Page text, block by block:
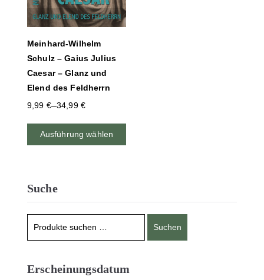
Meinhard-Wilhelm
Schulz – Gaius Julius
Caesar – Glanz und
Elend des Feldherrn
9,99 €–34,99 €
Ausführung wählen
Suche
Suchen
Erscheinungsdatum